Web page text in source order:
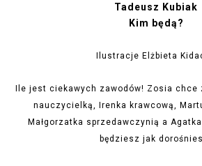
Tadeusz Kubiak
Kim będą?
Ilustracje Elżbieta
Ile jest ciekawych zawodów! Zosia chce
nauczycielką, Irenka krawcową,
Małgorzatka sprzedawczynią a
będziesz jak